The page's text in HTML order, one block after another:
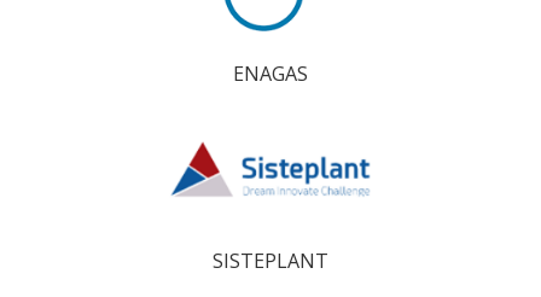
ENAGAS
SISTEPLANT